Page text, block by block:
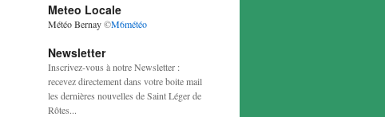
Meteo Locale
Météo Bernay©M6météo
Newsletter
Inscrivez-vous à notre Newsletter :
recevez directement dans votre boite mail
les dernières nouvelles de Saint Léger de
Rôtes...